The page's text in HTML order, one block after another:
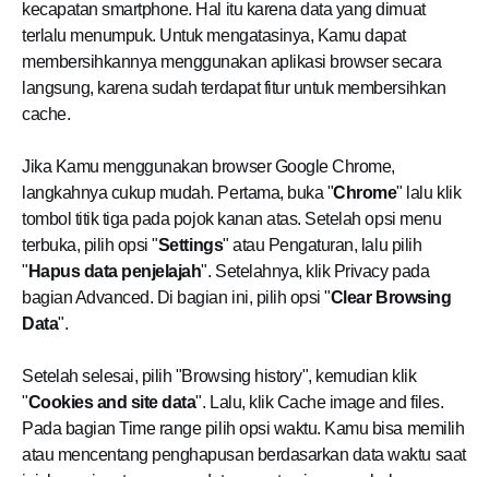
kecapatan smartphone. Hal itu karena data yang dimuat
terlalu menumpuk. Untuk mengatasinya, Kamu dapat
membersihkannya menggunakan aplikasi browser secara
langsung, karena sudah terdapat fitur untuk membersihkan
cache.
Jika Kamu menggunakan browser Google Chrome,
langkahnya cukup mudah. Pertama, buka "Chrome" lalu klik
tombol titik tiga pada pojok kanan atas. Setelah opsi menu
terbuka, pilih opsi "Settings" atau Pengaturan, lalu pilih
" Hapus data penjelajah". Setelahnya, klik Privacy pada
bagian Advanced. Di bagian ini, pilih opsi "Clear Browsing
Data".
Setelah selesai, pilih "Browsing history", kemudian klik
"Cookies and site data". Lalu, klik Cache image and files.
Pada bagian Time range pilih opsi waktu. Kamu bisa memilih
atau mencentang penghapusan berdasarkan data waktu saat